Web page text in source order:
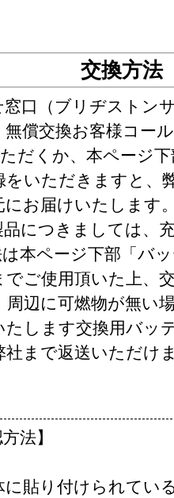
交換方法
口（ブリヂストン
償交換お客様コー
だくか、本ページ
をいただきますと、
にお届けいたします
につきましては、
本ページ下部「バ
でご使用頂いた上、
周辺に可燃物が無い
たします交換用バッ
社まで返送いただけ
法】
貼り付けられてい